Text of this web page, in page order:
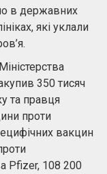
в державних
які уклали
350 тисяч
та правця
проти
вакцин
Pfizer, 108 200